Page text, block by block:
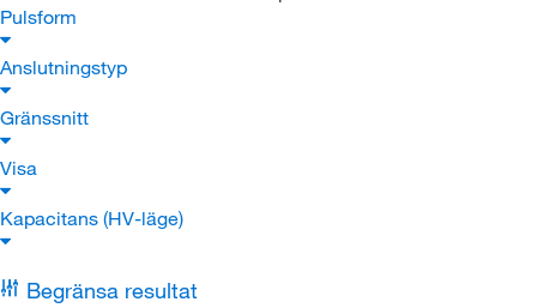
Pulsform
Anslutningstyp
Gränssnitt
Visa
Kapacitans (HV-läge)
Begränsa resultat